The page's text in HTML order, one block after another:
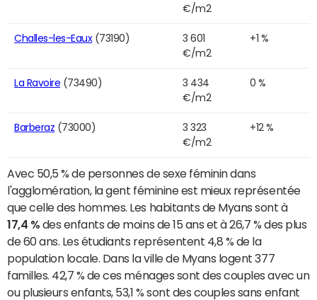
€/m2
Challes-les-Eaux(73190)
3 601
€/m2
+1 %
La Ravoire (73490)
3 434
€/m2
0 %
Barberaz (73000)
3 323
€/m2
+12 %
Avec 50,5 % de personnes de sexe féminin dans
l'agglomération, la gent féminine est mieux représentée
que celle des hommes. Les habitants de Myans sont à
17,4 % des enfants de moins de 15 ans et à 26,7 % des plus
de 60 ans. Les étudiants représentent 4,8 % de la
population locale. Dans la ville de Myans logent 377
familles. 42,7 % de ces ménages sont des couples avec un
ou plusieurs enfants, 53,1 % sont des couples sans enfant